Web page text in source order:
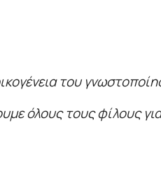
του
όλους τους φίλους